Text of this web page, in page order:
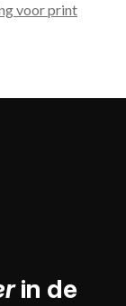
voor print
in de